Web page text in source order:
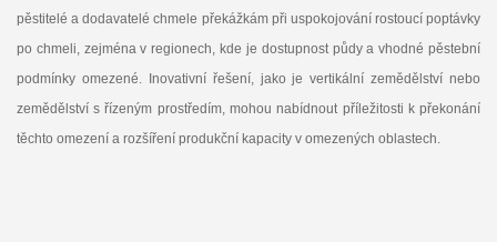
pěstitelé a dodavatelé chmele překážkám při uspokojování rostoucí poptávky
po chmeli, zejména v regionech, kde je dostupnost půdy a vhodné pěstební
podmínky omezené. Inovativní řešení, jako je vertikální zemědělství nebo
zemědělství s řízeným prostředím, mohou nabídnout příležitosti k překonání
těchto omezení a rozšíření produkční kapacity v omezených oblastech.